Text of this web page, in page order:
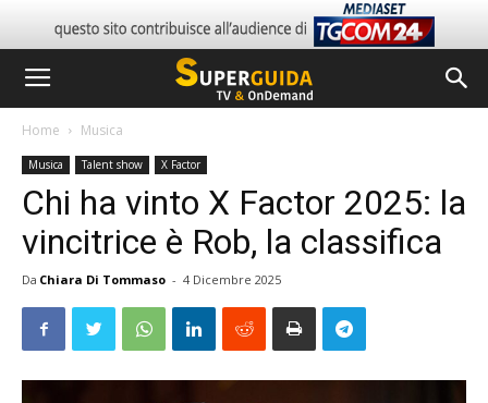
Home Musica
Musica Talent show X Factor
Chi ha vinto X Factor 2025: la
vincitrice è Rob, la classifica
Da Chiara Di Tommaso - 4 Dicembre 2025